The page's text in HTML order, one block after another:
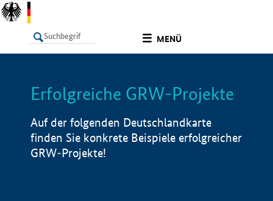
MENÜ
LISTE Info
Erfolgreiche GRW-Projekte
Auf der folgenden Deutschlandkarte
finden Sie konkrete Beispiele erfolgreicher
GRW-Projekte!